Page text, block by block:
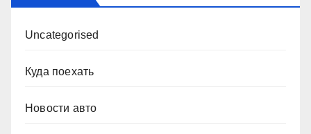
Uncategorised
Куда поехать
Новости авто